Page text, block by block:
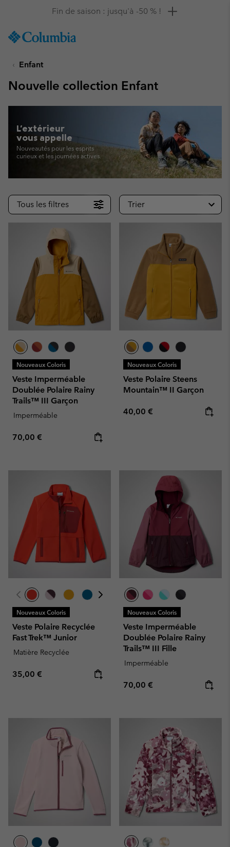
TO
SKIP
MAIN
TO
SEARCH
Remise de 10 % à saisir
Enfant
Nouvelle collection Enfant
L'extérieur
vous appelle
Nouveautés pour les esprits
curieux et les journées actives.
Tous les filtres Trier
Nouveaux Coloris
Veste Imperméable
Doublée Polaire Rainy
Trails™ III Garçon
Imperméable
Regular price:
70,00 €
Nouveaux Coloris
Veste Polaire Steens
Mountain™ II Garçon
Regular price:
40,00 €
Nouveaux Coloris
Veste Polaire Recyclée
Fast Trek™ Junior
Matière Recyclée
Regular price:
35,00 €
Nouveaux Coloris
Veste Imperméable
Doublée Polaire Rainy
Trails™ III Fille
Imperméable
Regular price:
70,00 €